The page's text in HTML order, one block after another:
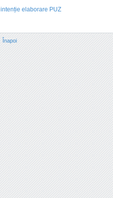
intenție elaborare PUZ
Înapoi